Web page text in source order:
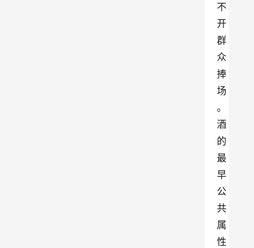
不
开
群
众
捧
场
。
酒
的
最
早
公
共
属
性